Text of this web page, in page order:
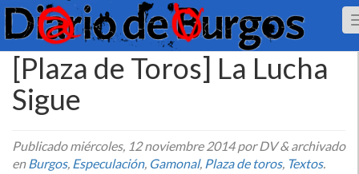
[Plaza de Toros] La Lucha
Sigue
Publicadomiércoles, 12 noviembre 2014por DV&archivado
enBurgos, Especulación, Gamonal, Plaza de toros, Textos.